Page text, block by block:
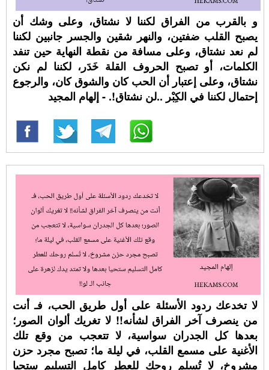
و بالقرب من الفراق لكننا لا نشتاق، وعلى وشك أن
يصبح القلب ضفتين، والنهر شقين والجسر جانبين لكننا
لم نعد نشتاق، وعلى مسافة من نقطة النهاية حين تنفد
الكلمات، أو تصبح الحروف القلة خَدَر، لكننا لم نكن
نشتاق، وعلى إعتبار أن الحب كان والشوق كان، والرجوع
إحتمال لكننا في الكِبْر ..لن نشتاق!. - إلهام المجيد
لا تخدعك ردود الأسئلة على أول طريق الحب، فـ أنت
من ينصرف آخر الفراق لشأنه!! لا تغريك ألوان الصور؛
بعدها كل الجدران سواسية، لا تتعجب من وقع تلك
الأغنية على مسمع القلب، في ليلة ما؛ تصبح مجرد حزن
مشروخ، لا تُسلم روحك للعطر كامل التسليم ستحيا